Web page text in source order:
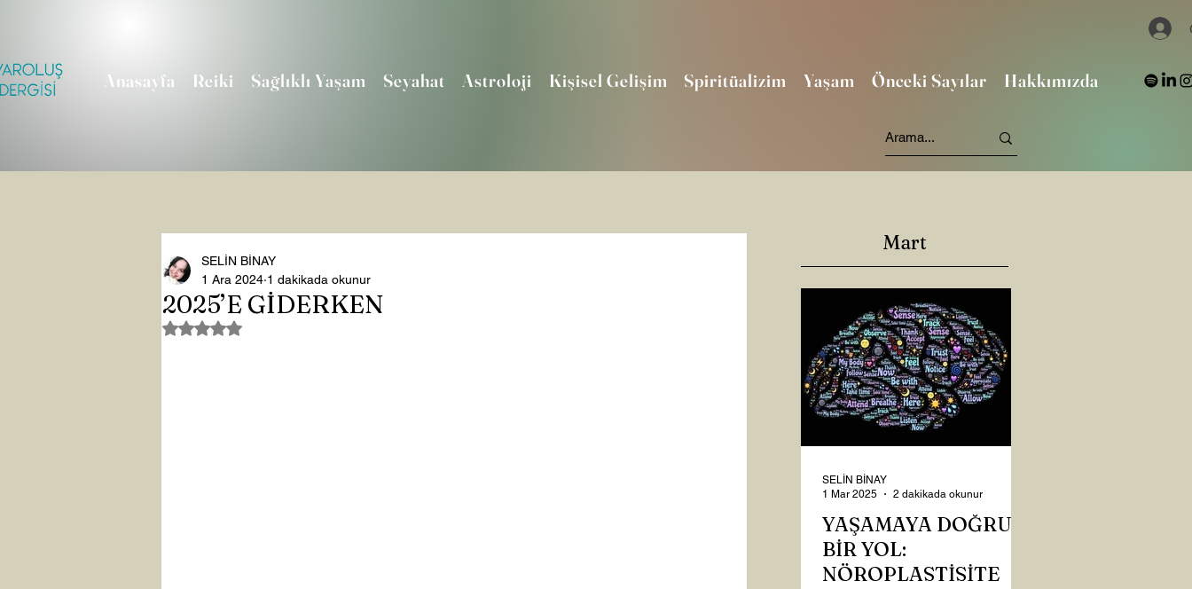
Anasayfa Reiki Sağlıklı Yaşam Seyahat Astroloji Kişisel Gelişim Spiritüalizim Yaşam Önceki Sayılar Hakkımızda
2025’E GİDERKEN
SELİN BİNAY
1 Ara 2024 1 dakikada okunur
5 üzerinden NaN yıldız
Mart
YAŞAMAYA DOĞRU
BİR YOL:
NÖROPLASTİSİTE
SELİN BİNAY
1 Mar 2025
2 dakikada okunur